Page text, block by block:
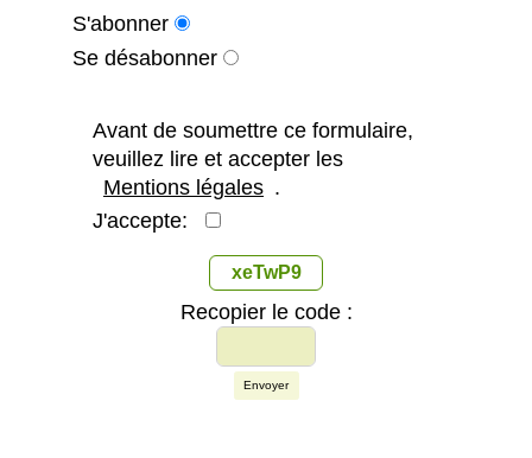
S'abonner
Se désabonner
Avant de soumettre ce formulaire,
veuillez lire et accepter les
Mentions légales .
J'accepte:
xeTwP9
Recopier le code :
Envoyer